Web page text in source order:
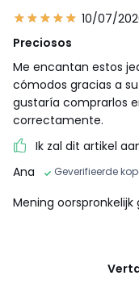
10/07/
Preciosos
Me encantan estos
cómodos gracias a
gustaría comprarlos
correctamente.
Ik zal dit artikel
Ana
Geverifieerde
Mening